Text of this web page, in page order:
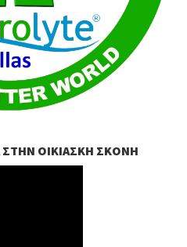
ΣΤΗΝ ΟΙΚΙΑΣΚΉ ΣΚΌΝΗ